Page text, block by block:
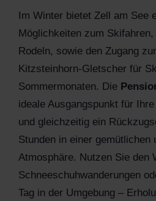
Im Winter bietet Zell am See
Möglichkeiten zum Skifahren,
Rodeln, sowie den Zugang
Kitzsteinhorn-Gletscher für
Sommermonaten. Die
ideale Ausgangspunkt für
und gleichzeitig ein
Stunden in einer gemütlichen
Atmosphäre. Nutzen Sie den
Schneeschuhwanderungen
Tag in der Umgebung –